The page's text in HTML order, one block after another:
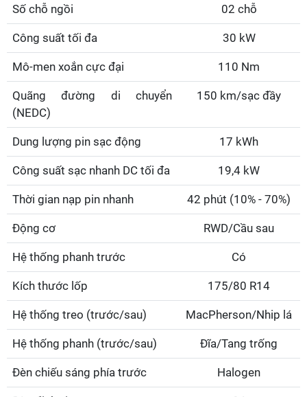
Số chỗ ngồi 02 chỗ
Công suất tối đa 30 kW
Mô-men xoắn cực đại 110 Nm
Quãng đường di chuyển
(NEDC)
150 km/sạc đầy
Dung lượng pin sạc động 17 kWh
Công suất sạc nhanh DC tối đa 19,4 kW
Thời gian nạp pin nhanh 42 phút (10% - 70%)
Động cơ RWD/Cầu sau
Hệ thống phanh trước Có
Kích thước lốp 175/80 R14
Hệ thống treo (trước/sau) MacPherson/Nhip lá
Hệ thống phanh (trước/sau) Đĩa/Tang trống
Đèn chiếu sáng phía trước Halogen